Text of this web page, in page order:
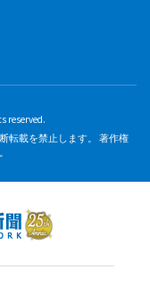
reserved.
転載を禁止します。 著作権